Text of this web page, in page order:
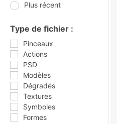
Plus récent
Type de fichier :
Pinceaux
Actions
PSD
Modèles
Dégradés
Textures
Symboles
Formes